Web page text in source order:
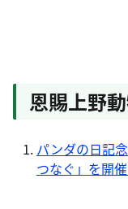
恩賜上野
パンダの日記
つなぐ」を開